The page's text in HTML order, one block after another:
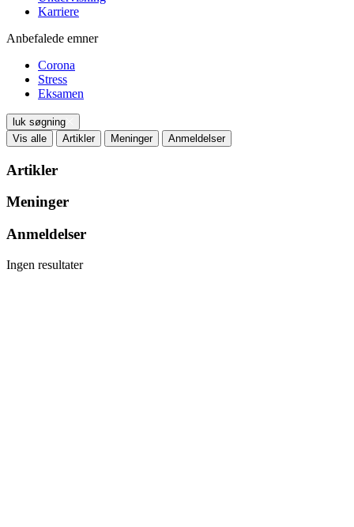
Karriere
Anbefalede emner
Corona
Stress
Eksamen
luk søgning
Vis alle
Artikler Meninger Anmeldelser
Artikler
Meninger
Anmeldelser
Ingen resultater